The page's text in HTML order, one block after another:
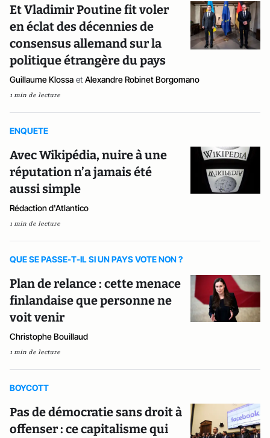
Et Vladimir Poutine fit voler
en éclat des décennies de
consensus allemand sur la
politique étrangère du pays
Guillaume Klossa et Alexandre Robinet Borgomano
1 min de lecture
ENQUETE
Avec Wikipédia, nuire à une
réputation n’a jamais été
aussi simple
Rédaction d'Atlantico
1 min de lecture
QUE SE PASSE-T-IL SI UN PAYS VOTE NON ?
Plan de relance : cette menace
finlandaise que personne ne
voit venir
Christophe Bouillaud
1 min de lecture
BOYCOTT
Pas de démocratie sans droit à
offenser : ce capitalisme qui